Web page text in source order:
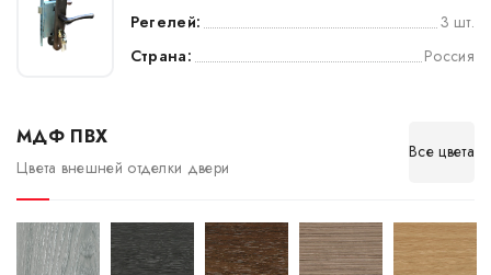
Регелей:
3 шт.
Страна:
Россия
МДФ ПВХ
Цвета внешней отделки двери
Все цвета